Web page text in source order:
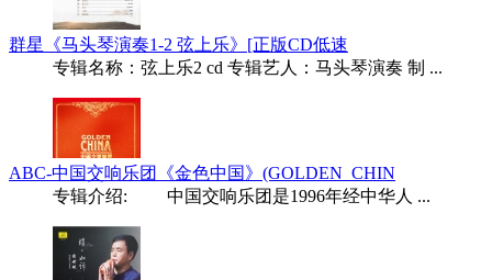
群星《马头琴演奏1-2 弦上乐》[正版CD低速
专辑名称：弦上乐2 cd 专辑艺人：马头琴演奏 制 ...
ABC-中国交响乐团《金色中国》(GOLDEN_CHIN
专辑介绍: 中国交响乐团是1996年经中华人 ...